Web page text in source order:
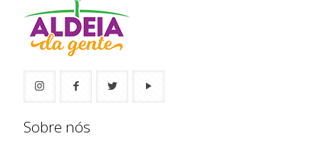
Sobre nós